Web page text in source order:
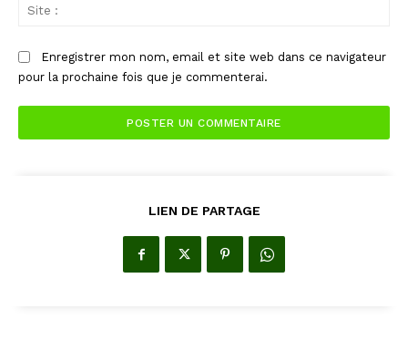
Enregistrer mon nom, email et site web dans ce navigateur
pour la prochaine fois que je commenterai.
LIEN DE PARTAGE